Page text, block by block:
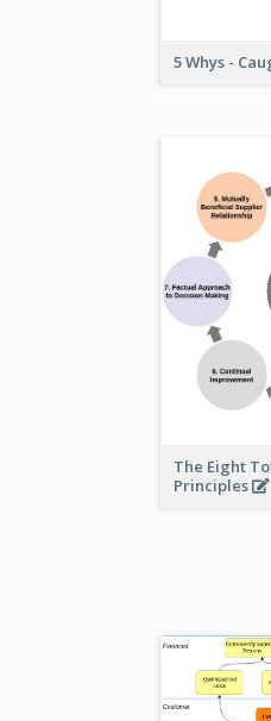
5 Whys -
The Eight
Principles